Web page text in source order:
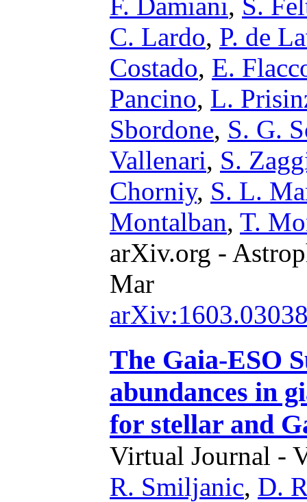
C. Lardo, P. de
Costado, E.
Pancino, L.
Sbordone, S. G.
Vallenari, S.
Chorniy, S. L.
Montalban, T.
arXiv.org -
Mar
The Gaia-ESO
abundances in
for stellar and
Virtual Journal -
R. Smiljanic, D.